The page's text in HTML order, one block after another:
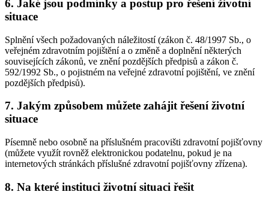
6. Jaké jsou podmínky a postup pro řešení životní
situace
Splnění všech požadovaných náležitostí (zákon č. 48/1997 Sb., o
veřejném zdravotním pojištění a o změně a doplnění některých
souvisejících zákonů, ve znění pozdějších předpisů a zákon č.
592/1992 Sb., o pojistném na veřejné zdravotní pojištění, ve znění
pozdějších předpisů).
7. Jakým způsobem můžete zahájit řešení životní
situace
Písemně nebo osobně na příslušném pracovišti zdravotní pojišťovny
(můžete využít rovněž elektronickou podatelnu, pokud je na
internetových stránkách příslušné zdravotní pojišťovny zřízena).
8. Na které instituci životní situaci řešit